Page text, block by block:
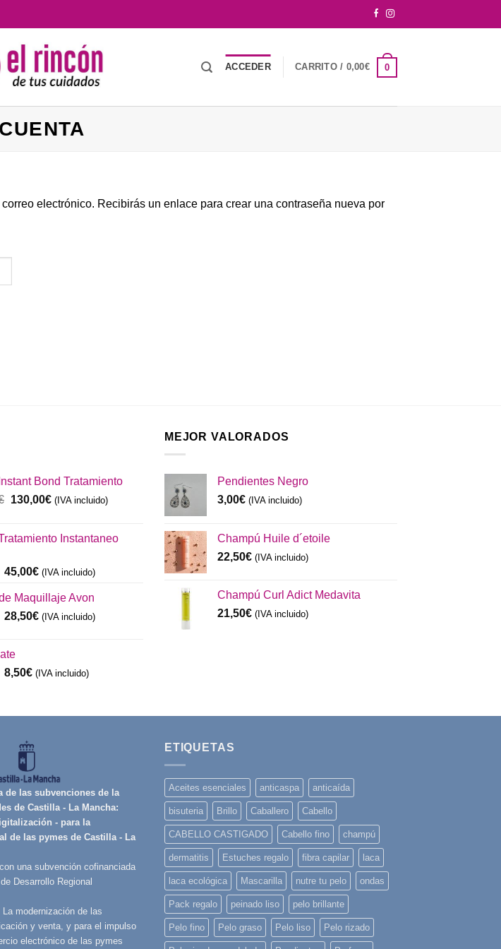
ACCEDER CARRITO / 0,00€ 0
electrónico. Recibirás un enlace para crear una contraseña nueva por
Bond Tratamiento
El
era:
130,00€El
es:
(IVA incluido)
Instantaneo
El
original
era:
45,00€El
actual
es:
(IVA incluido)
Maquillaje Avon
El
era:
32,99€.
28,50€El
28,50€.
(IVA incluido)
El
era:
8,50€El
es:
(IVA incluido)
MEJOR VALORADOS
Pendientes Negro
3,00€ (IVA incluido)
Champú Huile d´etoile
22,50€ (IVA incluido)
Champú Curl Adict Medavita
21,50€ (IVA incluido)
de las subvenciones de la
de Castilla - La Mancha:
- para la
de las pymes de Castilla - La
una subvención cofinanciada
Desarrollo Regional
modernización de las
y venta, y para el impulso
electrónico de las pymes
ETIQUETAS
Aceites esenciales anticaspa anticaída
bisuteria Brillo Caballero Cabello
CABELLO CASTIGADO Cabello fino champú
dermatitis Estuches regalo fibra capilar laca
laca ecológica Mascarilla nutre tu pelo ondas
Pack regalo peinado liso pelo brillante
Pelo fino Pelo graso Pelo liso Pelo rizado